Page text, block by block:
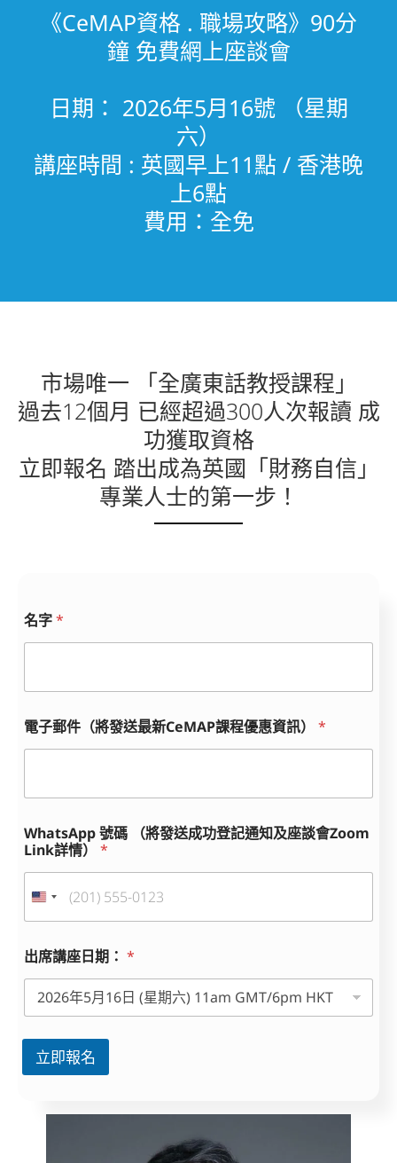
《CeMAP資格 . 職場攻略》90分
鐘 免費網上座談會
日期： 2026年5月16號 （星期
六）
講座時間 : 英國早上11點 / 香港晚
上6點
費用：全免
市場唯一 「全廣東話教授課程」
過去12個月 已經超過300人次報讀 成
功獲取資格
立即報名 踏出成為英國「財務自信」
專業人士的第一步！
名字*
電子郵件（將發送最新CeMAP課程優惠資訊） *
WhatsApp 號碼 （將發送成功登記通知及座談會Zoom
Link詳情） *
出席講座日期： *
立即報名